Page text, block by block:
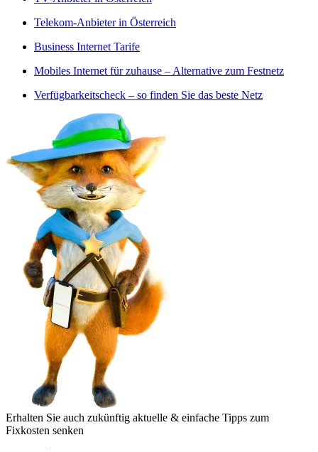
Telekom-Anbieter in Österreich
Business Internet Tarife
Mobiles Internet für zuhause – Alternative zum Festnetz
Verfügbarkeitscheck – so finden Sie das beste Netz
Erhalten Sie auch zukünftig aktuelle & einfache Tipps zum
Fixkosten senken